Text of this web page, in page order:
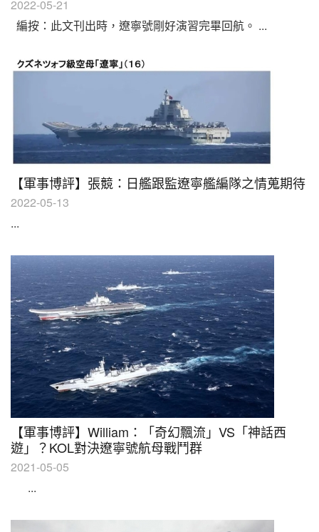
2022-05-21
編按：此文刊出時，遼寧號剛好演習完畢回航。 ...
【軍事博評】張競：日艦跟監遼寧艦編隊之情蒐期待
2022-05-13
...
【軍事博評】William：「奇幻飄流」VS「神話西
遊」？KOL對決遼寧號航母戰鬥群
2021-05-05
...